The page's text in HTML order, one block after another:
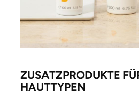
ZUSATZPRODUKTE
HAUTTYPEN